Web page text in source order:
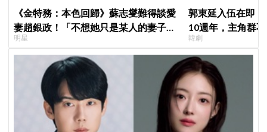
《金特務：本色回歸》蘇志燮難得談愛
妻趙銀政！「不想她只是某人的妻子」
一句話展現滿滿尊重與愛
明星
郭東延入伍在即
10週年，主角群
錄製特別節目
韓劇